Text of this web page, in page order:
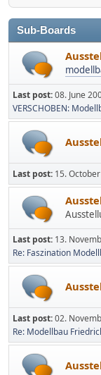
Sub-Boards
Last post:08. June
VERSCHOBEN:
Last post: 15.
Last post: 13.
Re: Faszination
Last post:02.
Re: Modellbau